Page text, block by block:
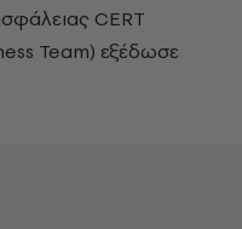
CERT
Team) εξέδωσε